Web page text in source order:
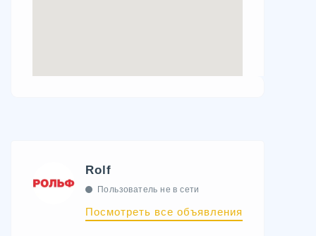
Rolf
Пользователь не в сети
Посмотреть все объявления